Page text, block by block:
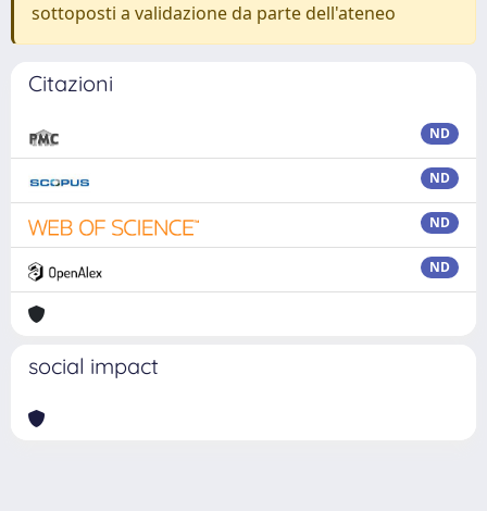
sottoposti a validazione da parte dell'ateneo
Citazioni
ND
ND
ND
ND
social impact